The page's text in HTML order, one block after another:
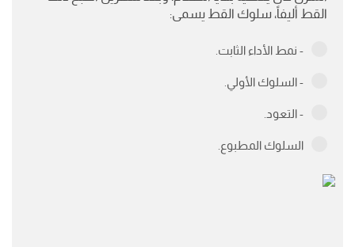
القط أليفاً، سلوك القط يسمى:
- نمط الأداء الثابت.
- السلوك الأولي.
- التعود.
السلوك المطبوع.